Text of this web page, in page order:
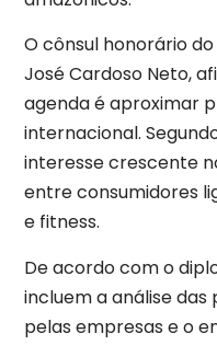
O cônsul honorário
José Cardoso Neto,
agenda é aproximar
internacional.
interesse crescente
entre consumidores
e fitness.
De acordo com o
incluem a análise
pelas empresas e o